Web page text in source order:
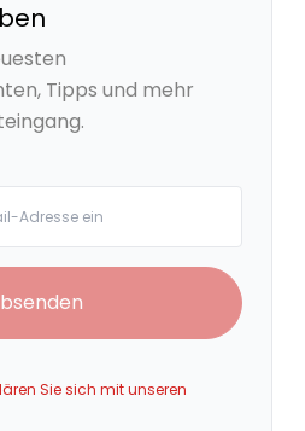
Tipps und mehr
Sie sich mit unseren